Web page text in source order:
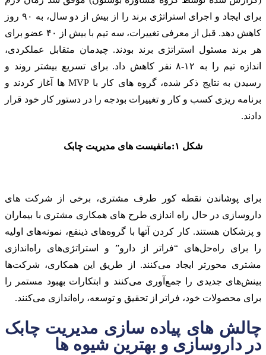
برای ایجاد و اجرای استراتژی برند را از بیش از دو سال، به ۹۰ روز
کاهش دهد. قبل از معرفی تغییرات، سه تیم با بیش از ۴۰ عضو برای
هر برند مسئول استراتژی برند بودند. چیدمان متقابل عملکردی،
اندازه تیم را به ۱۲-۸ نفر کاهش داد. برای تسریع بیشتر روند و
رسیدن به نتایج ذکر شده، گروه های کار با MVP ها آغاز کردند و
برنامه ریزی کسب و کار و تغییرات بودجه را در دستور کار خود قرار
دادند.
شکل ۱:مانفیست های مدیریت چابک
برای پوشاندن نقطه کور طرف مشتری، برخی از شرکت های
داروسازی در حال راه اندازی طرح های همکاری مشتری با بیماران
و پزشکان هستند. کار کردن آتها با گروه‌های ذینفع، نمونه‌های اولیه
را برای راه‌حل‌های “فراتر از دارو” و استراتژی‌های راه‌اندازی
مشتری محورتر ایجاد می‌کنند. از طریق این همکاری، شرکت‌ها
بینش‌های جدیدی را جمع‌آوری می‌کنند و ابتکارات بهبود مستمر را
برای محصولات خود، فراتر از تحقیق و توسعه، راه‌اندازی می‌کنند.
چالش های پیاده سازی مدیریت چابک
در داروسازی و بهترین شیوه ها